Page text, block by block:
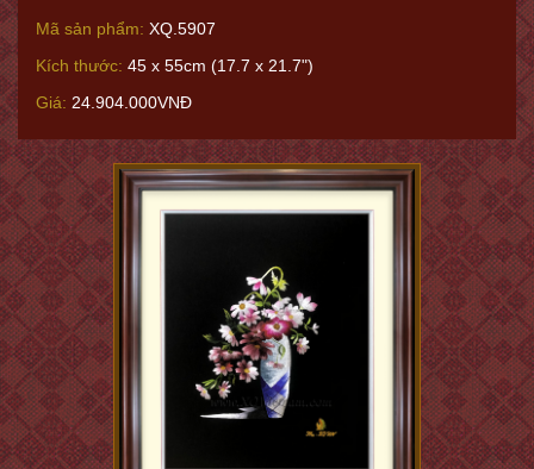
Mã sản phẩm: XQ.5907
Kích thước: 45 x 55cm (17.7 x 21.7")
Giá: 24.904.000VNĐ